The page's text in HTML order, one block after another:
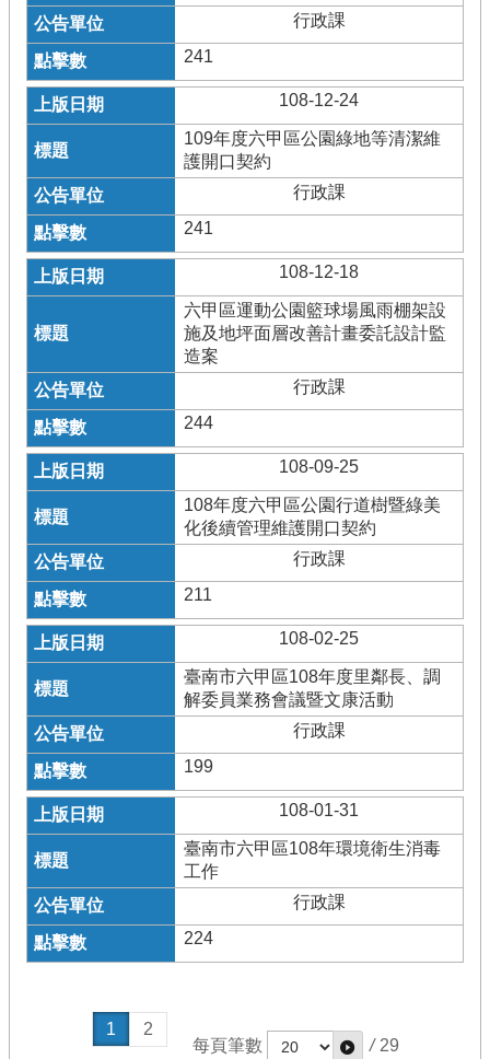
行政課
241
108-12-24
109年度六甲區公園綠地等清潔維
護開口契約
行政課
241
108-12-18
六甲區運動公園籃球場風雨棚架設
施及地坪面層改善計畫委託設計監
造案
行政課
244
108-09-25
108年度六甲區公園行道樹暨綠美
化後續管理維護開口契約
行政課
211
108-02-25
臺南市六甲區108年度里鄰長、調
解委員業務會議暨文康活動
行政課
199
108-01-31
臺南市六甲區108年環境衛生消毒
工作
行政課
224
1
2
每頁筆數
/ 29